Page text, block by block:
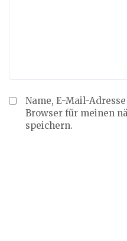
Name, E-Mail-
Browser für meinen
speichern.